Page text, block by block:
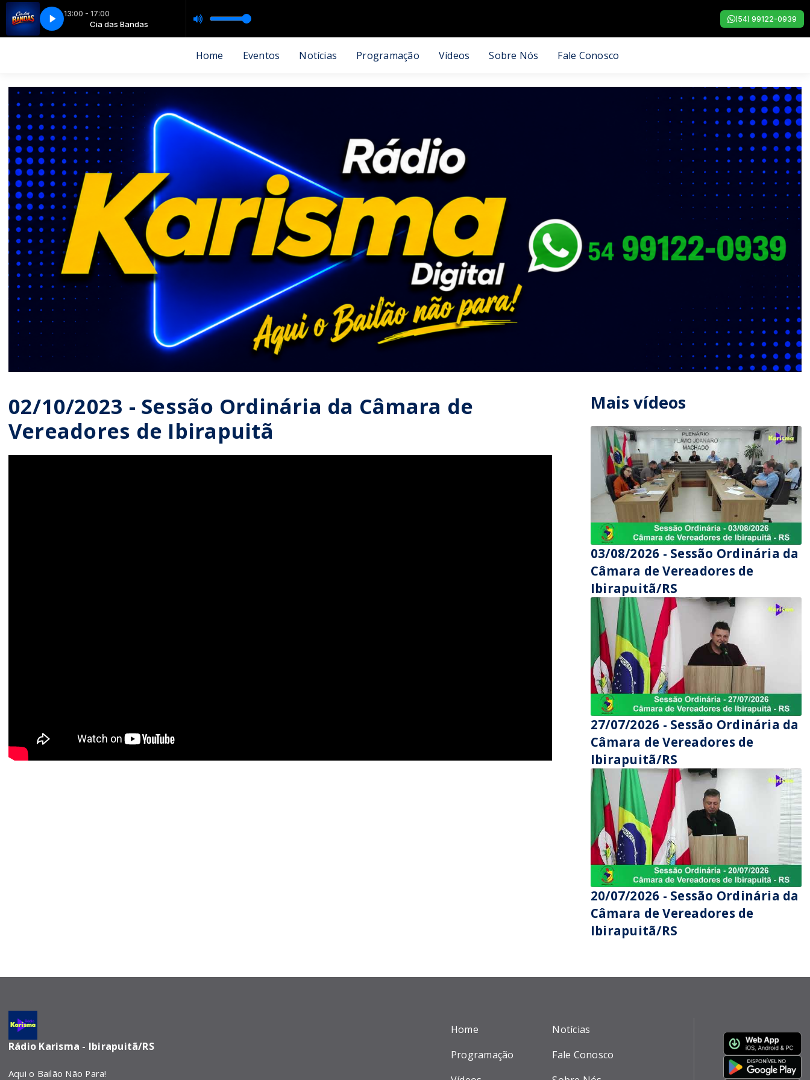
13:00 - 17:00
Cia das Bandas
(FEAT. RENATA PASA)VALDIR PASA - FOFOCA (FEAT. RENATA PASA)
(54) 99122-0939
Home Eventos Notícias Programação Vídeos Sobre Nós Fale Conosco
02/10/2023 - Sessão Ordinária da Câmara de
Vereadores de Ibirapuitã
Mais vídeos
03/08/2026 - Sessão Ordinária da
Câmara de Vereadores de
Ibirapuitã/RS
27/07/2026 - Sessão Ordinária da
Câmara de Vereadores de
Ibirapuitã/RS
20/07/2026 - Sessão Ordinária da
Câmara de Vereadores de
Ibirapuitã/RS
Rádio Karisma - Ibirapuitã/RS
Aqui o Bailão Não Para!
Home
Programação
Notícias
Fale Conosco